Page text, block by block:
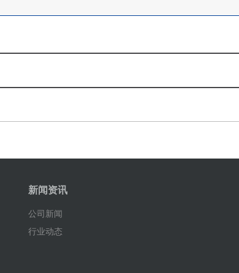
新闻资讯
公司新闻
行业动态